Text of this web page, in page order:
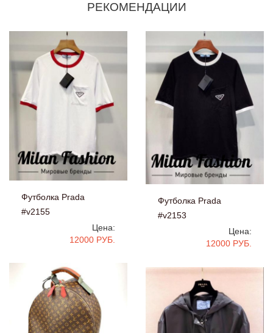
РЕКОМЕНДАЦИИ
Футболка Prada
#v2155
Цена:
12000 РУБ.
Футболка Prada
#v2153
Цена:
12000 РУБ.